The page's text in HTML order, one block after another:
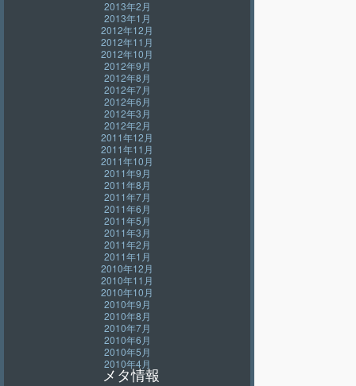
2013年2月
2013年1月
2012年12月
2012年11月
2012年10月
2012年9月
2012年8月
2012年7月
2012年6月
2012年3月
2012年2月
2011年12月
2011年11月
2011年10月
2011年9月
2011年8月
2011年7月
2011年6月
2011年5月
2011年3月
2011年2月
2011年1月
2010年12月
2010年11月
2010年10月
2010年9月
2010年8月
2010年7月
2010年6月
2010年5月
2010年4月
メタ情報